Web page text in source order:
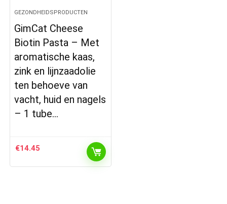
GEZONDHEIDSPRODUCTEN
GimCat Cheese
Biotin Pasta – Met
aromatische kaas,
zink en lijnzaadolie
ten behoeve van
vacht, huid en nagels
– 1 tube…
€14.45